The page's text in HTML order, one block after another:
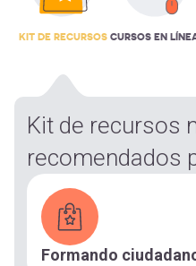
KIT DE RECURSOS CURSOS EN
Kit de recursos
recomendados
Formando